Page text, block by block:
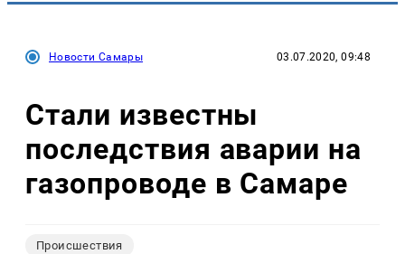
Новости Самары 03.07.2020, 09:48
Стали известны
последствия аварии на
газопроводе в Самаре
Происшествия